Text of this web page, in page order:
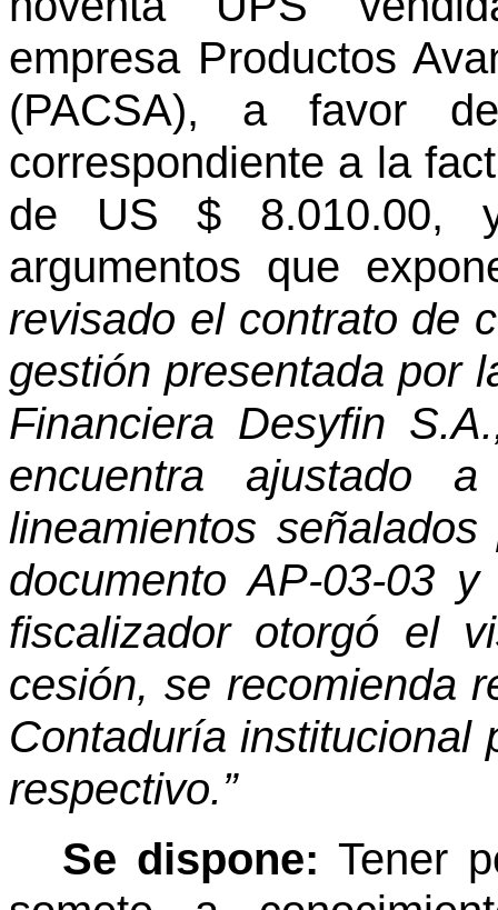
empresa Productos
(PACSA), a favor
correspondiente a la
de US $ 8.010.00,
argumentos que
revisado el contrato de
gestión presentada por
Financiera Desyfin
encuentra ajustado
lineamientos
documento AP-03-03
fiscalizador otorgó el
cesión, se recomienda
Contaduría institucional
respectivo.”
Se dispone:Tener